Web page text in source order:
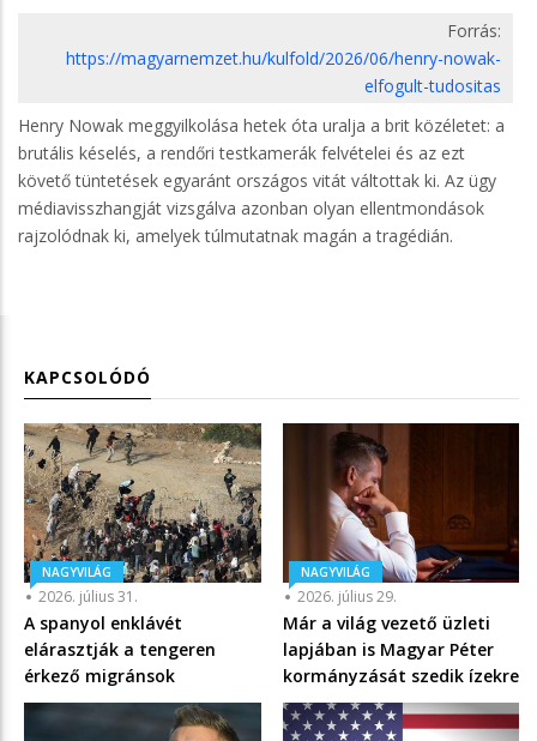
Forrás:
https://magyarnemzet.hu/kulfold/2026/06/henry-nowak-
elfogult-tudositas
Henry Nowak meggyilkolása hetek óta uralja a brit közéletet: a
brutális késelés, a rendőri testkamerák felvételei és az ezt
követő tüntetések egyaránt országos vitát váltottak ki. Az ügy
médiavisszhangját vizsgálva azonban olyan ellentmondások
rajzolódnak ki, amelyek túlmutatnak magán a tragédián.
KAPCSOLÓDÓ
NAGYVILÁG
2026. július 31.
A spanyol enklávét
elárasztják a tengeren
érkező migránsok
NAGYVILÁG
2026. július 29.
Már a világ vezető üzleti
lapjában is Magyar Péter
kormányzását szedik ízekre